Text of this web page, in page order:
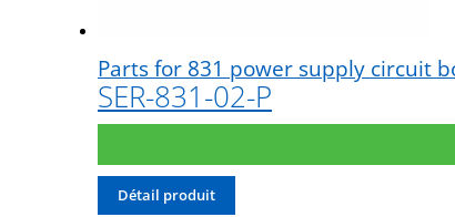
Parts for 831 power supply circuit
SER-831-02-P
Détail produit